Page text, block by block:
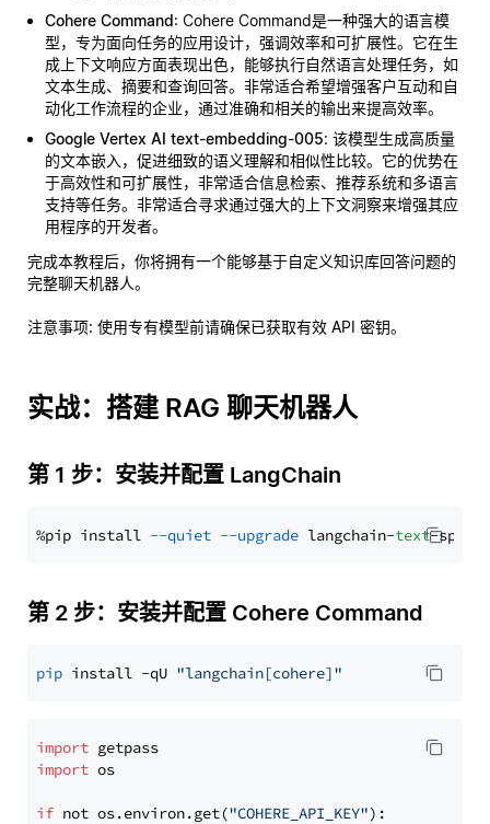
Cohere Command: Cohere Command是一种强大的语言模
型，专为面向任务的应用设计，强调效率和可扩展性。它在生
成上下文响应方面表现出色，能够执行自然语言处理任务，如
文本生成、摘要和查询回答。非常适合希望增强客户互动和自
动化工作流程的企业，通过准确和相关的输出来提高效率。
Google Vertex AI text-embedding-005: 该模型生成高质量
的文本嵌入，促进细致的语义理解和相似性比较。它的优势在
于高效性和可扩展性，非常适合信息检索、推荐系统和多语言
支持等任务。非常适合寻求通过强大的上下文洞察来增强其应
用程序的开发者。
完成本教程后，你将拥有一个能够基于自定义知识库回答问题的
完整聊天机器人。
注意事项: 使用专有模型前请确保已获取有效 API 密钥。
实战：搭建 RAG 聊天机器人
第 1 步：安装并配置 LangChain
%pip install --quiet --upgrade langchain-text
第 2 步：安装并配置 Cohere Command
pip install -qU "langchain[cohere]"
import
import os
if not os.environ.get("COHERE_API_KEY"):